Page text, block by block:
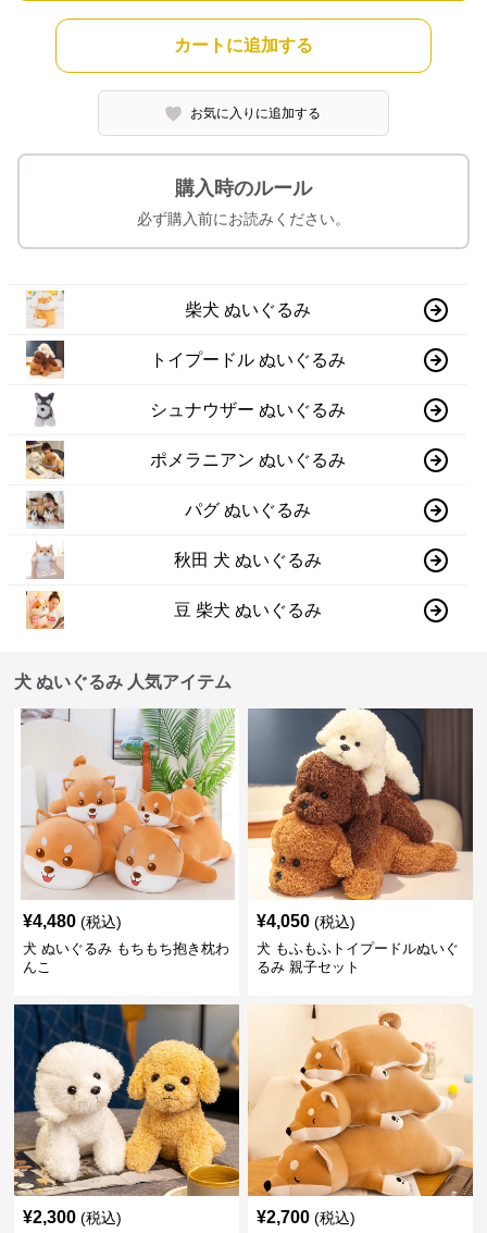
カートに追加する
お気に入りに追加する
購入時のルール
必ず購入前にお読みください。
柴犬 ぬいぐるみ
トイプードル ぬいぐるみ
シュナウザー ぬいぐるみ
ポメラニアン ぬいぐるみ
パグ ぬいぐるみ
秋田 犬 ぬいぐるみ
豆 柴犬 ぬいぐるみ
犬 ぬいぐるみ 人気アイテム
¥4,480 (税込)
犬 ぬいぐるみ もちもち抱き枕わ
んこ
¥4,050 (税込)
犬 もふもふトイプードルぬいぐ
るみ 親子セット
¥2,300 (税込) ¥2,700 (税込)